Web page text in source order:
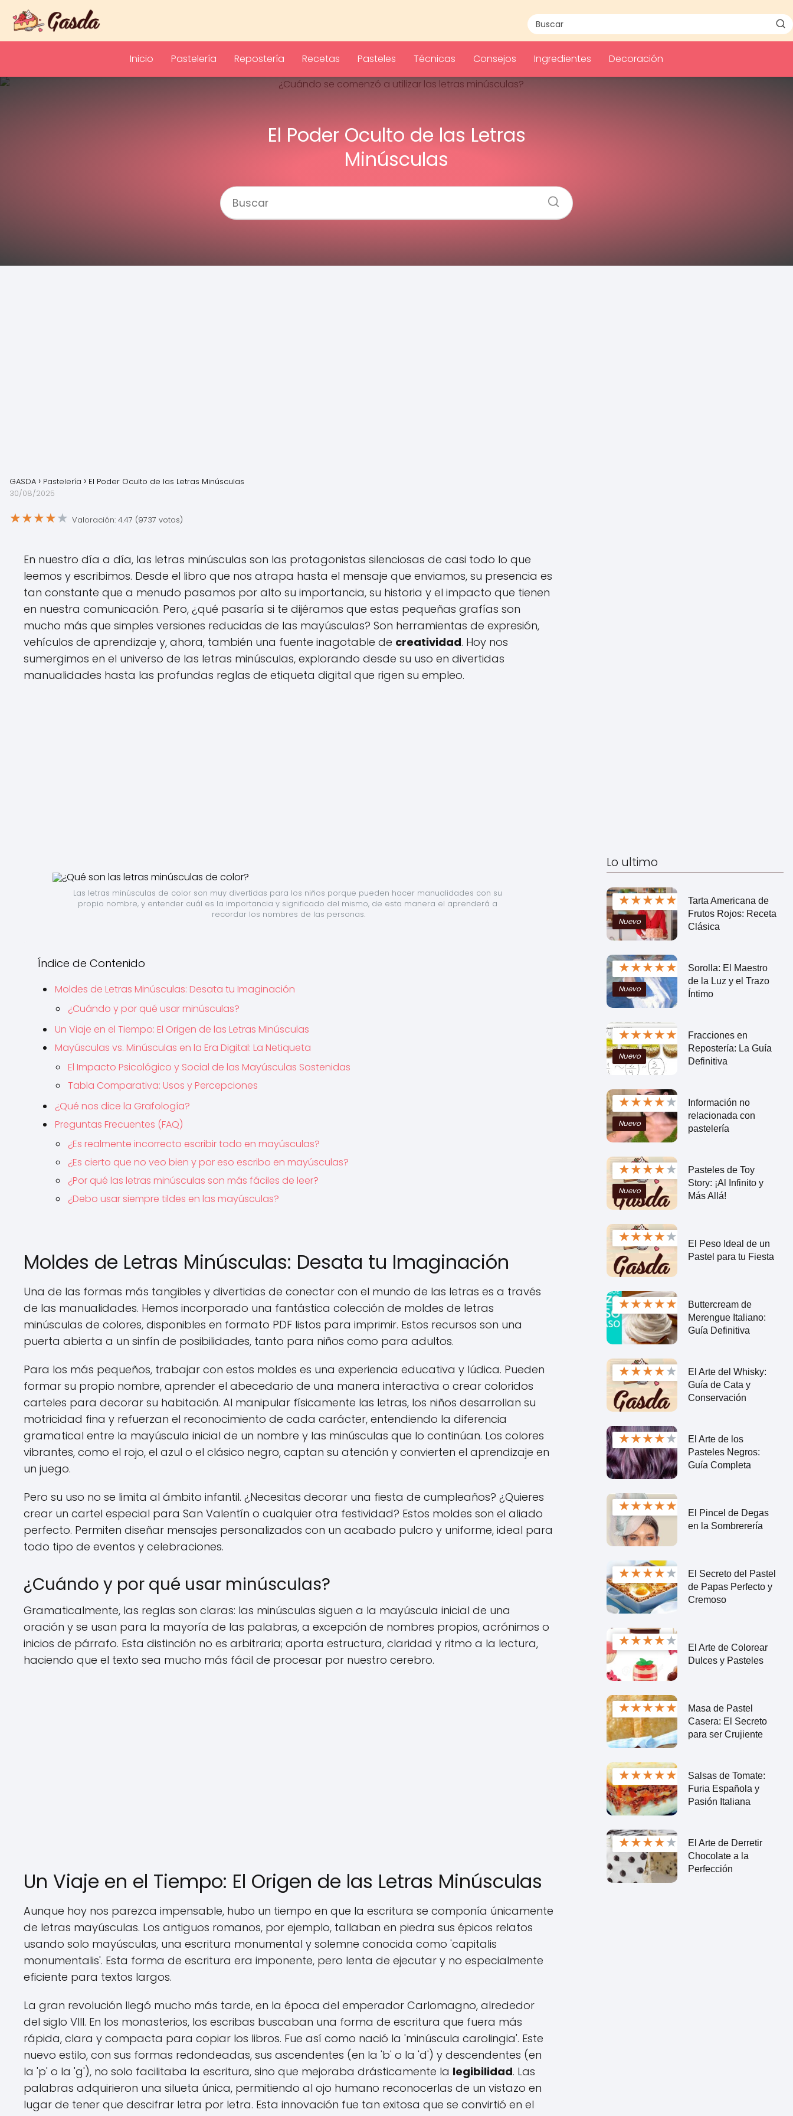
Inicio Pastelería Repostería Recetas Pasteles Técnicas Consejos Ingredientes Decoración
El Poder Oculto de las Letras
Minúsculas
GASDA Pastelería
El Poder Oculto de las Letras Minúsculas
30/08/2025
★★★★★ Valoración: 4.47 (9737 votos)
En nuestro día a día, las letras minúsculas son las protagonistas silenciosas de casi todo lo que
leemos y escribimos. Desde el libro que nos atrapa hasta el mensaje que enviamos, su presencia es
tan constante que a menudo pasamos por alto su importancia, su historia y el impacto que tienen
en nuestra comunicación. Pero, ¿qué pasaría si te dijéramos que estas pequeñas grafías son
mucho más que simples versiones reducidas de las mayúsculas? Son herramientas de expresión,
vehículos de aprendizaje y, ahora, también una fuente inagotable de creatividad. Hoy nos
sumergimos en el universo de las letras minúsculas, explorando desde su uso en divertidas
manualidades hasta las profundas reglas de etiqueta digital que rigen su empleo.
Las letras minúsculas de color son muy divertidas para los niños porque pueden hacer manualidades con su
propio nombre, y entender cuál es la importancia y significado del mismo, de esta manera el aprenderá a
recordar los nombres de las personas.
Índice de Contenido
Moldes de Letras Minúsculas: Desata tu Imaginación
¿Cuándo y por qué usar minúsculas?
Un Viaje en el Tiempo: El Origen de las Letras Minúsculas
Mayúsculas vs. Minúsculas en la Era Digital: La Netiqueta
El Impacto Psicológico y Social de las Mayúsculas Sostenidas
Tabla Comparativa: Usos y Percepciones
¿Qué nos dice la Grafología?
Preguntas Frecuentes (FAQ)
¿Es realmente incorrecto escribir todo en mayúsculas?
¿Es cierto que no veo bien y por eso escribo en mayúsculas?
¿Por qué las letras minúsculas son más fáciles de leer?
¿Debo usar siempre tildes en las mayúsculas?
Moldes de Letras Minúsculas: Desata tu Imaginación
Una de las formas más tangibles y divertidas de conectar con el mundo de las letras es a través
de las manualidades. Hemos incorporado una fantástica colección de moldes de letras
minúsculas de colores, disponibles en formato PDF listos para imprimir. Estos recursos son una
puerta abierta a un sinfín de posibilidades, tanto para niños como para adultos.
Para los más pequeños, trabajar con estos moldes es una experiencia educativa y lúdica. Pueden
formar su propio nombre, aprender el abecedario de una manera interactiva o crear coloridos
carteles para decorar su habitación. Al manipular físicamente las letras, los niños desarrollan su
motricidad fina y refuerzan el reconocimiento de cada carácter, entendiendo la diferencia
gramatical entre la mayúscula inicial de un nombre y las minúsculas que lo continúan. Los colores
vibrantes, como el rojo, el azul o el clásico negro, captan su atención y convierten el aprendizaje en
un juego.
Pero su uso no se limita al ámbito infantil. ¿Necesitas decorar una fiesta de cumpleaños? ¿Quieres
crear un cartel especial para San Valentín o cualquier otra festividad? Estos moldes son el aliado
perfecto. Permiten diseñar mensajes personalizados con un acabado pulcro y uniforme, ideal para
todo tipo de eventos y celebraciones.
¿Cuándo y por qué usar minúsculas?
Gramaticalmente, las reglas son claras: las minúsculas siguen a la mayúscula inicial de una
oración y se usan para la mayoría de las palabras, a excepción de nombres propios, acrónimos o
inicios de párrafo. Esta distinción no es arbitraria; aporta estructura, claridad y ritmo a la lectura,
haciendo que el texto sea mucho más fácil de procesar por nuestro cerebro.
Un Viaje en el Tiempo: El Origen de las Letras Minúsculas
Aunque hoy nos parezca impensable, hubo un tiempo en que la escritura se componía únicamente
de letras mayúsculas. Los antiguos romanos, por ejemplo, tallaban en piedra sus épicos relatos
usando solo mayúsculas, una escritura monumental y solemne conocida como 'capitalis
monumentalis'. Esta forma de escritura era imponente, pero lenta de ejecutar y no especialmente
eficiente para textos largos.
La gran revolución llegó mucho más tarde, en la época del emperador Carlomagno, alrededor
del siglo VIII. En los monasterios, los escribas buscaban una forma de escritura que fuera más
rápida, clara y compacta para copiar los libros. Fue así como nació la 'minúscula carolingia'. Este
nuevo estilo, con sus formas redondeadas, sus ascendentes (en la 'b' o la 'd') y descendentes (en
la 'p' o la 'g'), no solo facilitaba la escritura, sino que mejoraba drásticamente la legibilidad. Las
palabras adquirieron una silueta única, permitiendo al ojo humano reconocerlas de un vistazo en
lugar de tener que descifrar letra por letra. Esta innovación fue tan exitosa que se convirtió en el
Lo ultimo
★★★★★
Nuevo
Tarta Americana de
Frutos Rojos: Receta
Clásica
★★★★★
Nuevo
Sorolla: El Maestro
de la Luz y el Trazo
Íntimo
★★★★★
Nuevo
Fracciones en
Repostería: La Guía
Definitiva
★★★★★
Nuevo
Información no
relacionada con
pastelería
★★★★★
Nuevo
Pasteles de Toy
Story: ¡Al Infinito y
Más Allá!
★★★★★
El Peso Ideal de un
Pastel para tu Fiesta
★★★★★
Buttercream de
Merengue Italiano:
Guía Definitiva
★★★★★
El Arte del Whisky:
Guía de Cata y
Conservación
★★★★★
El Arte de los
Pasteles Negros:
Guía Completa
★★★★★
El Pincel de Degas
en la Sombrerería
★★★★★
El Secreto del Pastel
de Papas Perfecto y
Cremoso
★★★★★
El Arte de Colorear
Dulces y Pasteles
★★★★★
Masa de Pastel
Casera: El Secreto
para ser Crujiente
★★★★★
Salsas de Tomate:
Furia Española y
Pasión Italiana
★★★★★
El Arte de Derretir
Chocolate a la
Perfección